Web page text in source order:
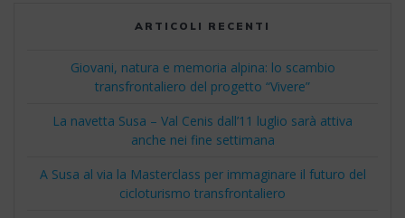
ARTICOLI RECENTI
Giovani, natura e memoria alpina: lo scambio
transfrontaliero del progetto “Vivere”
La navetta Susa – Val Cenis dall’11 luglio sarà attiva
anche nei fine settimana
A Susa al via la Masterclass per immaginare il futuro del
cicloturismo transfrontaliero